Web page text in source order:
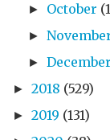
► October
►
►December
► 2018 (529)
► 2019 (131)